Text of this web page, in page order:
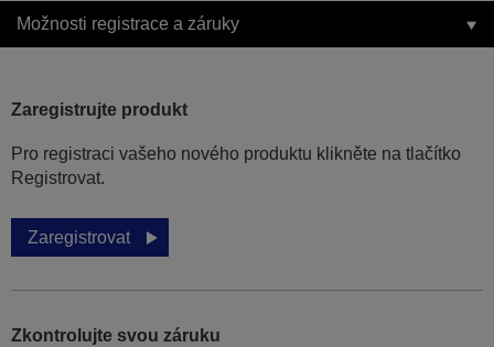
Možnosti registrace a záruky
Zaregistrujte produkt
Pro registraci vašeho nového produktu klikněte na tlačítko
Registrovat.
Zaregistrovat
Zkontrolujte svou záruku